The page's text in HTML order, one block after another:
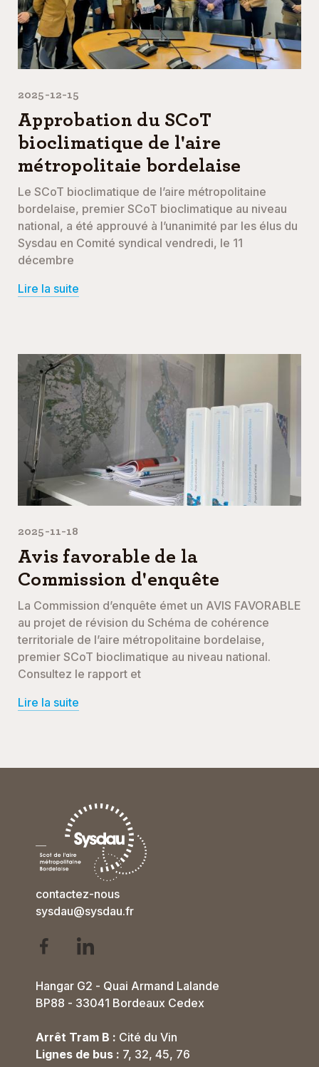
2025-12-15
Approbation du SCoT
bioclimatique de l'aire
métropolitaie bordelaise
Le SCoT bioclimatique de l’aire métropolitaine
bordelaise, premier SCoT bioclimatique au niveau
national, a été approuvé à l’unanimité par les élus du
Sysdau en Comité syndical vendredi, le 11
décembre
Lire la suite
2025-11-18
Avis favorable de la
Commission d'enquête
La Commission d’enquête émet un AVIS FAVORABLE
au projet de révision du Schéma de cohérence
territoriale de l’aire métropolitaine bordelaise,
premier SCoT bioclimatique au niveau national.
Consultez le rapport et
Lire la suite
contactez-nous
sysdau@sysdau.fr
Hangar G2 - Quai Armand Lalande
BP88 - 33041 Bordeaux Cedex
Arrêt Tram B : Cité du Vin
Lignes de bus : 7, 32, 45, 76